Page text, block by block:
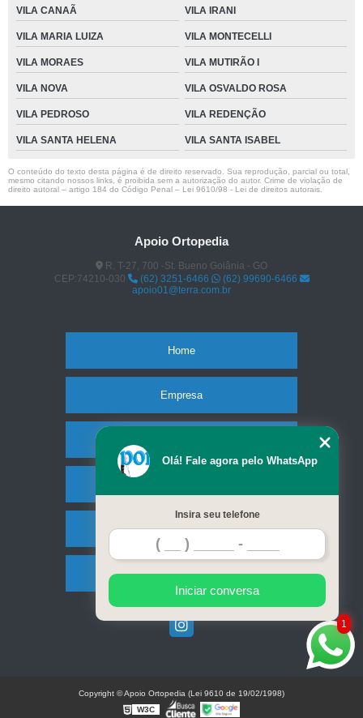
VILA CANAÃ VILA IRANI
VILA MARIA LUIZA VILA MONTECELLI
VILA MORAES VILA MUTIRÃO I
VILA NOVA VILA OSVALDO ROSA
VILA PEDROSO VILA REDENÇÃO
VILA SANTA HELENA VILA SANTA ISABEL
O conteúdo do texto desta página é de direito reservado. Sua reprodução, parcial ou total,
mesmo citando nossos links, é proibida sem a autorização do autor. Crime de violação de
direito autoral – artigo 184 do Código Penal – Lei 9610/98 - Lei de direitos autorais
Apoio Ortopedia
R. T-27, 700 -St. Bueno Goiânia - GO
CEP:74210-030
(62) 3251-6466
(62) 99690-6466
apoio01@terra.com.br
Home
Empresa
Contato
Mapa do site
1
Olá! Fale agora pelo WhatsApp
Insira seu telefone
Iniciar conversa
Copyright © Apoio Ortopedia (Lei 9610 de 19/02/1998)
W3C